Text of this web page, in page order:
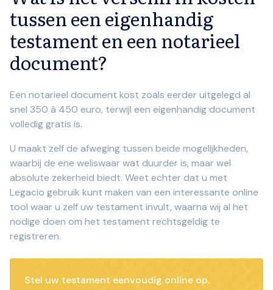
tussen een eigenhandig
testament en een notarieel
document?
Een notarieel document kost zoals eerder uitgelegd al
snel 350 à 450 euro, terwijl een eigenhandig document
volledig gratis is.
U maakt zelf de afweging tussen beide mogelijkheden,
waarbij de ene weliswaar wat duurder is, maar wel
absolute zekerheid biedt. Weet echter dat u met
Legacio gebruik kunt maken van een interessante online
tool waar u zelf uw testament invult, waarna wij al het
nodige doen om het testament rechtsgeldig te
registreren.
Stel uw testament eenvoudig online op.